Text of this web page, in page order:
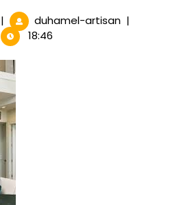
26
décembre
2024
| duhamel-artisanExploration
|
18:46